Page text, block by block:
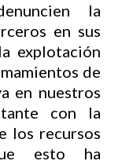
la
en sus
explotación
de
en nuestros
con la
los recursos
esto ha